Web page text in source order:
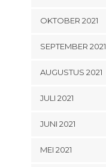
OKTOBER 2021
SEPTEMBER 2021
AUGUSTUS 2021
JULI 2021
JUNI 2021
MEI 2021